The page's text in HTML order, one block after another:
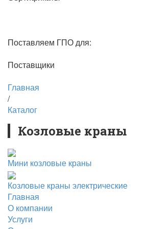
Поставляем ГПО для:
Поставщики
Главная
/
Каталог
Козловые краны
Мини козловые краны
Козловые краны электрические
Главная
О компании
Услуги